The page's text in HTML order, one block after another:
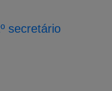
secretário